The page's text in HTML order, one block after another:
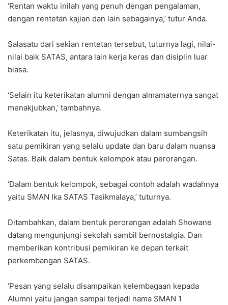
‘Rentan waktu inilah yang penuh dengan pengalaman,
dengan rentetan kajian dan lain sebagainya,’ tutur Anda.
Salasatu dari sekian rentetan tersebut, tuturnya lagi, nilai-
nilai baik SATAS, antara lain kerja keras dan disiplin luar
biasa.
‘Selain itu keterikatan alumni dengan almamaternya sangat
menakjubkan,’ tambahnya.
Keterikatan itu, jelasnya, diwujudkan dalam sumbangsih
satu pemikiran yang selalu update dan baru dalam nuansa
Satas. Baik dalam bentuk kelompok atau perorangan.
‘Dalam bentuk kelompok, sebagai contoh adalah wadahnya
yaitu SMAN Ika SATAS Tasikmalaya,’ tuturnya.
Ditambahkan, dalam bentuk perorangan adalah Showane
datang mengunjungi sekolah sambil bernostalgia. Dan
memberikan kontribusi pemikiran ke depan terkait
perkembangan SATAS.
‘Pesan yang selalu disampaikan kelembagaan kepada
Alumni yaitu jangan sampai terjadi nama SMAN 1